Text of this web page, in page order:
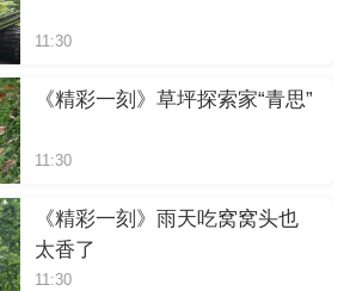
11:30
《精彩一刻》草坪探索家“青思”
11:30
《精彩一刻》雨天吃窝窝头也
太香了
11:30